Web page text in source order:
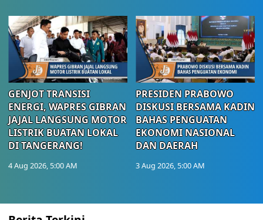
GENJOT TRANSISI
ENERGI, WAPRES GIBRAN
JAJAL LANGSUNG MOTOR
LISTRIK BUATAN LOKAL
DI TANGERANG!
4 Aug 2026, 5:00 AM
PRESIDEN PRABOWO
DISKUSI BERSAMA KADIN
BAHAS PENGUATAN
EKONOMI NASIONAL
DAN DAERAH
3 Aug 2026, 5:00 AM